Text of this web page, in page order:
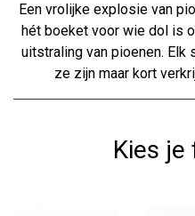
Een vrolijke explosie van
hét boeket voor wie dol is
uitstraling van pioenen.
ze zijn maar kort
Kies